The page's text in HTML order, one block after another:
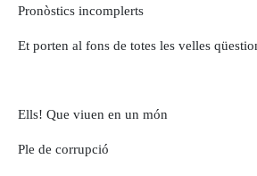
Pronòstics incomplerts
Et porten al fons de totes les velles
Ells! Que viuen en un món
Ple de corrupció